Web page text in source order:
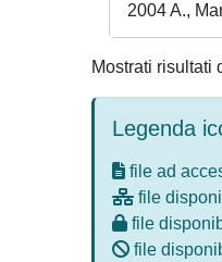
2004 A.,
Mostrati risultati
Legenda
file ad
file
file
file